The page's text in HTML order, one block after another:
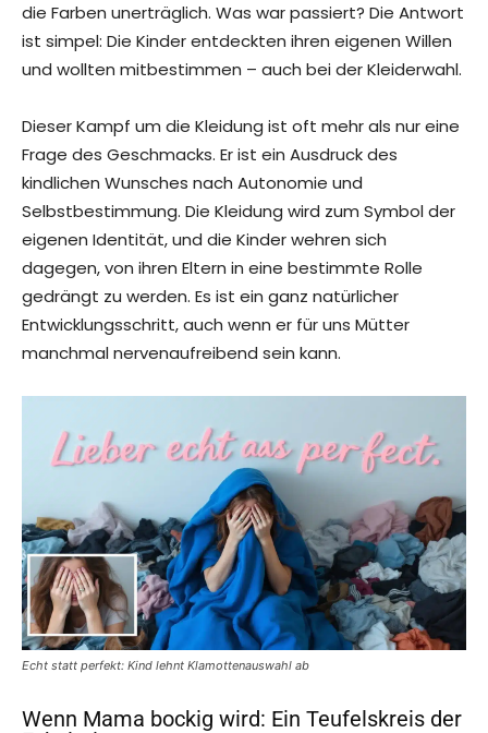
die Farben unerträglich. Was war passiert? Die Antwort
ist simpel: Die Kinder entdeckten ihren eigenen Willen
und wollten mitbestimmen – auch bei der Kleiderwahl.
Dieser Kampf um die Kleidung ist oft mehr als nur eine
Frage des Geschmacks. Er ist ein Ausdruck des
kindlichen Wunsches nach Autonomie und
Selbstbestimmung. Die Kleidung wird zum Symbol der
eigenen Identität, und die Kinder wehren sich
dagegen, von ihren Eltern in eine bestimmte Rolle
gedrängt zu werden. Es ist ein ganz natürlicher
Entwicklungsschritt, auch wenn er für uns Mütter
manchmal nervenaufreibend sein kann.
Echt statt perfekt: Kind lehnt Klamottenauswahl ab
Wenn Mama bockig wird: Ein Teufelskreis der